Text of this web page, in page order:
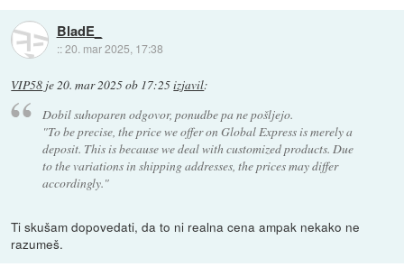
BladE_
::20. mar 2025, 17:38
VIP58 je20. mar 2025 ob 17:25izjavil:
Dobil suhoparen odgovor, ponudbe pa ne pošljejo.
"To be precise, the price we offer on Global Express is merely a
deposit. This is because we deal with customized products. Due
to the variations in shipping addresses, the prices may differ
accordingly."
Ti skušam dopovedati, da to ni realna cena ampak nekako ne
razumeš.